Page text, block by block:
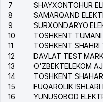
7
8
9
10
11
12
13
O'ZBEKTELEKOM AJ
14
15
16